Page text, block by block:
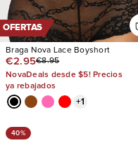
OFERTAS
Braga Nova Lace Boyshort
€2.95€8.95
NovaDeals desde $5! Precios
ya rebajados
+1
40%